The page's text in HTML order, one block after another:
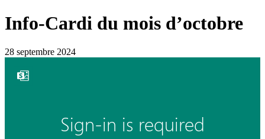
Info-Cardi du mois d’octobre
28 septembre 2024